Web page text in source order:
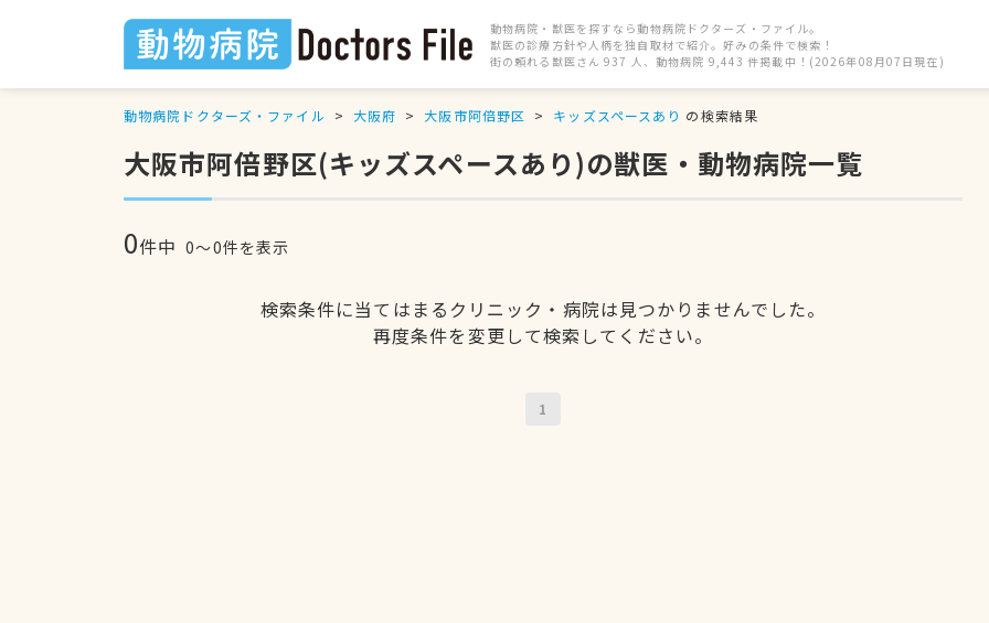
動物病院・獣医を探すなら動物病院ドクターズ・ファイル。
獣医の診療方針や人柄を独自取材で紹介。好みの条件で検索！
街の頼れる獣医さん 937 人、動物病院 9,443 件掲載中！(2026年08月07日現在)
動物病院ドクターズ・ファイル 大阪府 大阪市阿倍野区 キッズスペースあり の検索結果
大阪市阿倍野区(キッズスペースあり)の獣医・動物病院一覧
0件中 0〜0件を表示
検索条件に当てはまるクリニック・病院は見つかりませんでした。
再度条件を変更して検索してください。
1